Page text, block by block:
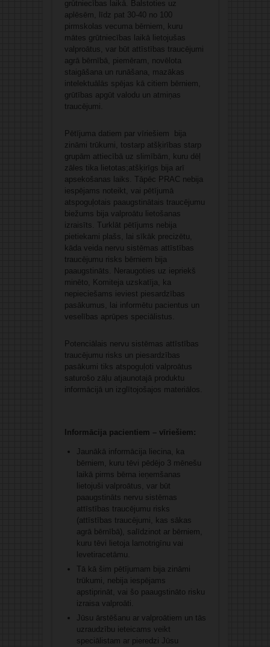
grūtniecības laikā. Balstoties uz
aplēsēm, līdz pat 30-40 no 100
pirmskolas vecuma bērniem, kuru
mātes grūtniecības laikā lietojušas
valproātus, var būt attīstības traucējumi
agrā bērnībā, piemēram, novēlota
staigāšana un runāšana, mazākas
intelektuālās spējas kā citiem bērniem,
grūtības apgūt valodu un atmiņas
traucējumi.
Pētījuma datiem par vīriešiem bija
zināmi trūkumi, tostarp atšķirības starp
grupām attiecībā uz slimībām, kuru dēļ
zāles tika lietotas;atšķirīgs bija arī
apsekošanas laiks. Tāpēc PRAC nebija
iespējams noteikt, vai pētījumā
atspoguļotais paaugstinātais traucējumu
biežums bija valproātu lietošanas
izraisīts. Turklāt pētījums nebija
pietiekami plašs, lai sīkāk precizētu,
kāda veida nervu sistēmas attīstības
traucējumu risks bērniem bija
paaugstināts. Neraugoties uz iepriekš
minēto, Komiteja uzskatīja, ka
nepieciešams ieviest piesardzības
pasākumus, lai informētu pacientus un
veselības aprūpes speciālistus.
Potenciālais nervu sistēmas attīstības
traucējumu risks un piesardzības
pasākumi tiks atspoguļoti valproātus
saturošo zāļu atjaunotajā produktu
informācijā un izglītojošajos materiālos.
Informācija pacientiem – vīriešiem:
Jaunākā informācija liecina, ka
bērniem, kuru tēvi pēdējo 3 mēnešu
laikā pirms bērna ieņemšanas
lietojuši valproātus, var būt
paaugstināts nervu sistēmas
attīstības traucējumu risks
(attīstības traucējumi, kas sākas
agrā bērnībā), salīdzinot ar bērniem,
kuru tēvi lietoja lamotrigīnu vai
levetiracetāmu.
Tā kā šim pētījumam bija zināmi
trūkumi, nebija iespējams
apstiprināt, vai šo paaugstināto risku
izraisa valproāti.
Jūsu ārstēšanu ar valproātiem un tās
uzraudzību ieteicams veikt
speciālistam ar pieredzi Jūsu